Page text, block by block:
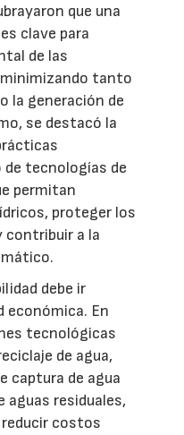
que una
clave para
de las
tanto
la generación de
se destacó la
tecnologías de
permitan
proteger los
a la
debe ir
económica. En
tecnológicas
de agua,
captura de agua
residuales,
costos